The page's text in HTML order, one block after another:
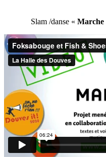
Slam /danse « Marche